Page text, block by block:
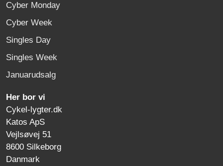
Cyber Monday
Cyber Week
Singles Day
Singles Week
Januarudsalg
Her bor vi
Cykel-lygter.dk
Katos ApS
Vejlsøvej 51
8600 Silkeborg
Danmark